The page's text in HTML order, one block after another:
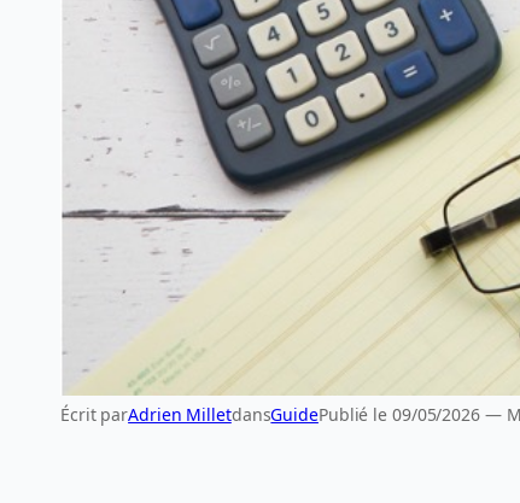
Écrit parAdrien MilletdansGuidePublié le 09/05/2026 —